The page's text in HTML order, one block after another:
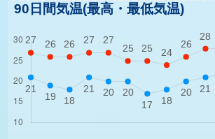
90日間気温(最高・最低気温)